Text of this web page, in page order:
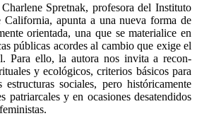
Spretnak, profesora del Instituto
California, apun­ta a una nueva forma de
orientada, una que se materialice en
públicas acordes al cambio que exige el
Para ello, la autora nos invita a recon­
y ecológicos, criterios básicos para
so­ciales, pero históricamente
patriarcales y en ocasiones desatendidos